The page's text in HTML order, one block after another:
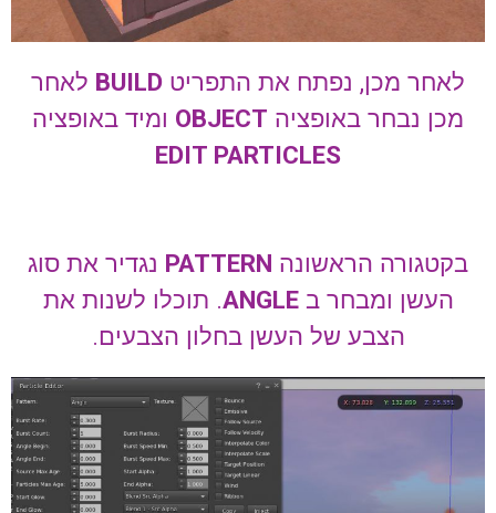
לאחר מכן, נפתח את התפריט BUILD לאחר
מכן נבחר באופציה OBJECT ומיד באופציה
EDIT PARTICLES
בקטגורה הראשונה PATTERN נגדיר את סוג
העשן ומבחר בANGLE. תוכלו לשנות את
הצבע של העשן בחלון הצבעים.